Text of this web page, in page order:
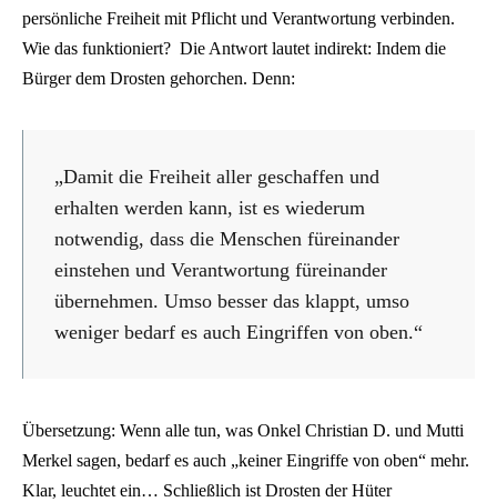
persönliche Freiheit mit Pflicht und Verantwortung verbinden.
Wie das funktioniert? Die Antwort lautet indirekt: Indem die
Bürger dem Drosten gehorchen. Denn:
„Damit die Freiheit aller geschaffen und
erhalten werden kann, ist es wiederum
notwendig, dass die Menschen füreinander
einstehen und Verantwortung füreinander
übernehmen. Umso besser das klappt, umso
weniger bedarf es auch Eingriffen von oben.“
Übersetzung: Wenn alle tun, was Onkel Christian D. und Mutti
Merkel sagen, bedarf es auch „keiner Eingriffe von oben“ mehr.
Klar, leuchtet ein… Schließlich ist Drosten der Hüter